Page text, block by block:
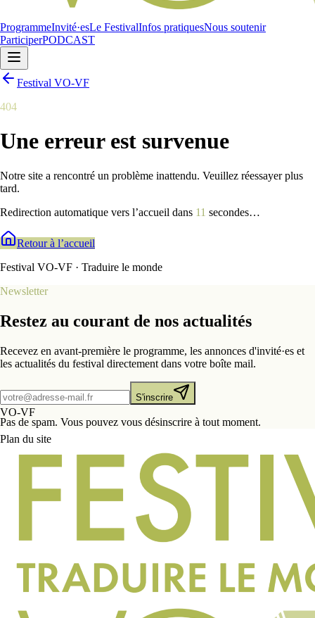
ProgrammeInvité·esLe FestivalInfos pratiquesNous soutenir
ParticiperPODCAST
Festival VO-VF
404
Une erreur est survenue
Notre site a rencontré un problème inattendu. Veuillez réessayer plus
tard.
Redirection automatique vers l’accueil dans 9 secondes…
Retour à l’accueil
Festival VO-VF · Traduire le monde
Newsletter
Restez au courant de nos actualités
Recevez en avant-première le programme, les annonces d'invité·es et
les actualités du festival directement dans votre boîte mail.
S'inscrire
Pas de spam. Vous pouvez vous désinscrire à tout moment.
VO-VF
Plan du site